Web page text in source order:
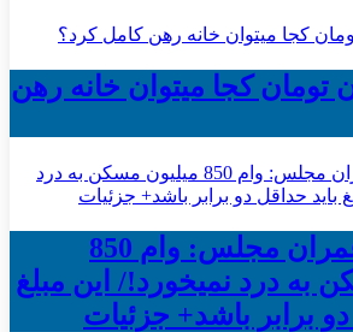
تومان کجا میتوان خانه رهن
کمیسیون عمران مجلس: وام 850
به درد نمیخورد!/ این مبلغ
برابر باشد+ جزئیات